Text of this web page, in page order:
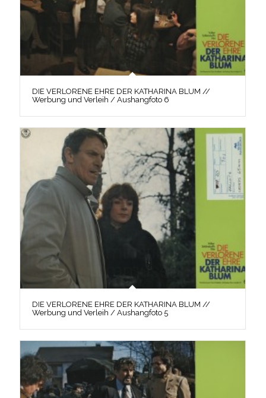
DIE VERLORENE EHRE DER KATHARINA BLUM //
Werbung und Verleih / Aushangfoto 6
DIE VERLORENE EHRE DER KATHARINA BLUM //
Werbung und Verleih / Aushangfoto 5